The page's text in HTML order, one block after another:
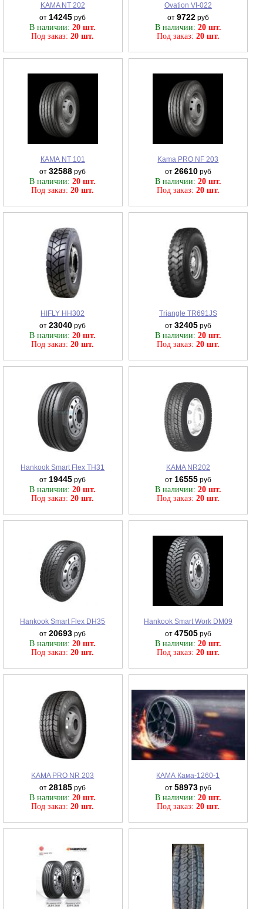
KAMA NT 202
от 14245 руб
В наличии:20 шт.
Под заказ:20 шт.
Ovation VI-022
от 9722руб
В наличии: 20 шт.
Под заказ: 20 шт.
КАМА NT 101
от32588 руб
В наличии:20 шт.
Под заказ:20 шт.
Kama PRO NF 203
от 26610руб
В наличии: 20 шт.
Под заказ: 20 шт.
HIFLY HH302
от23040 руб
В наличии:20 шт.
Под заказ:20 шт.
Triangle TR691JS
от 32405руб
В наличии: 20 шт.
Под заказ: 20 шт.
Hankook Smart Flex TH31
от 19445 руб
В наличии:20 шт.
Под заказ:20 шт.
KAMA NR202
от 16555руб
В наличии: 20 шт.
Под заказ: 20 шт.
Hankook Smart Flex DH35
от20693 руб
В наличии:20 шт.
Под заказ:20 шт.
Hankook Smart Work DM09
от 47505руб
В наличии: 20 шт.
Под заказ: 20 шт.
KAMA PRO NR 203
от28185 руб
В наличии:20 шт.
Под заказ:20 шт.
КАМА Кама-1260-1
от 58973руб
В наличии: 20 шт.
Под заказ: 20 шт.